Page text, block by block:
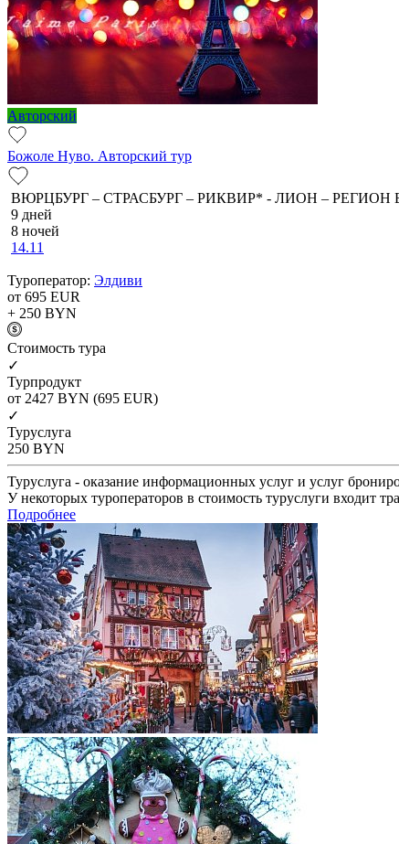
Авторский
Божоле Нуво. Авторский тур
ВЮРЦБУРГ – СТРАСБУРГ – РИКВИР* - ЛИОН –
9 дней
8 ночей
14.11
Туроператор: Элдиви
от 695 EUR
+ 250 BYN
Cтоимость тура
✓
Турпродукт
от 2427 BYN (695 EUR)
✓
Туруслуга
250 BYN
Туруслуга - оказание информационных услуг и услуг
У некоторых туроператоров в стоимость туруслуги входит
Подробнее